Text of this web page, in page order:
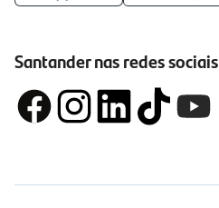
Santander nas redes sociais